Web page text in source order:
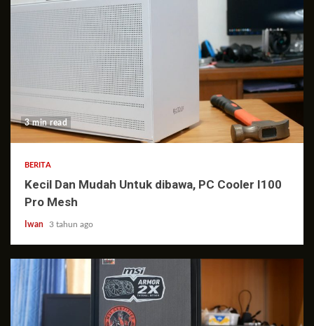
3 min read
BERITA
Kecil Dan Mudah Untuk dibawa, PC Cooler I100
Pro Mesh
Iwan 3 tahun ago